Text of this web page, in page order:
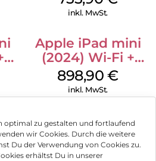
optimal zu gestalten und fortlaufend
wir Cookies. Durch die weitere
Du der Verwendung von Cookies zu.
erhältst Du in unserer
Pink
inkl. MwSt.
Apple iPad mini
(2024) Wi-Fi +
Cellular 256 GB
Space Grau
898,90€
inkl. MwSt.